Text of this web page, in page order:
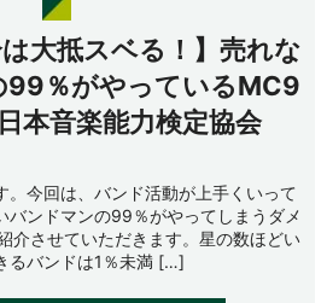
は大抵スベる！】売れな
99％がやっているMC9
本音楽能力検定協会
。今回は、バンド活動が上手くいって
バンドマンの99％がやってしまうダメ
介させていただきます。星の数ほどい
るバンドは1％未満 […]